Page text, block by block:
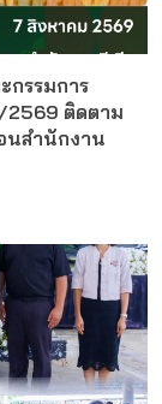
กรรมการ
2569 ติดตาม
นสำนักงาน